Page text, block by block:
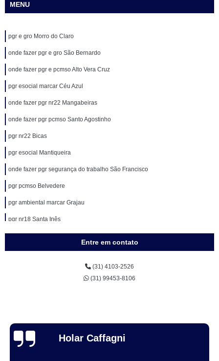
MENU
pgr e gro Morro do Claro
onde fazer pgr e gro São Bernardo
onde fazer pgr e pcmso Alto Vera Cruz
pgr esocial marcar Céu Azul
onde fazer pgr nr22 Mangabeiras
onde fazer pgr pcmso Santo Agostinho
pgr nr22 Bicas
pgr esocial Mantiqueira
onde fazer pgr segurança do trabalho São Francisco
pgr pcmso Belvedere
pgr ambiental marcar Grajau
pgr nr18 Santa Inês
pgr construção civil Santa Amélia
pgr nr18 marcar Belo Horizonte
pgr e gro marcar São Pedro
Entre em contato
(31) 4103-2526
(31) 99453-8106
Thuane Maiara